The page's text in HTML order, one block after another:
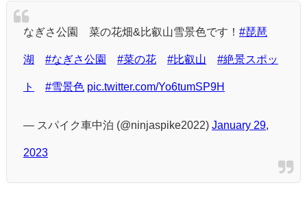
なぎさ公園 菜の花畑&比叡山雪景色です！ #琵琶
湖 #なぎさ公園 #菜の花 #比叡山 #絶景スポッ
ト #雪景色 pic.twitter.com/Yo6tumSP9H
— スパイク車中泊 (@ninjaspike2022) January 29,
2023